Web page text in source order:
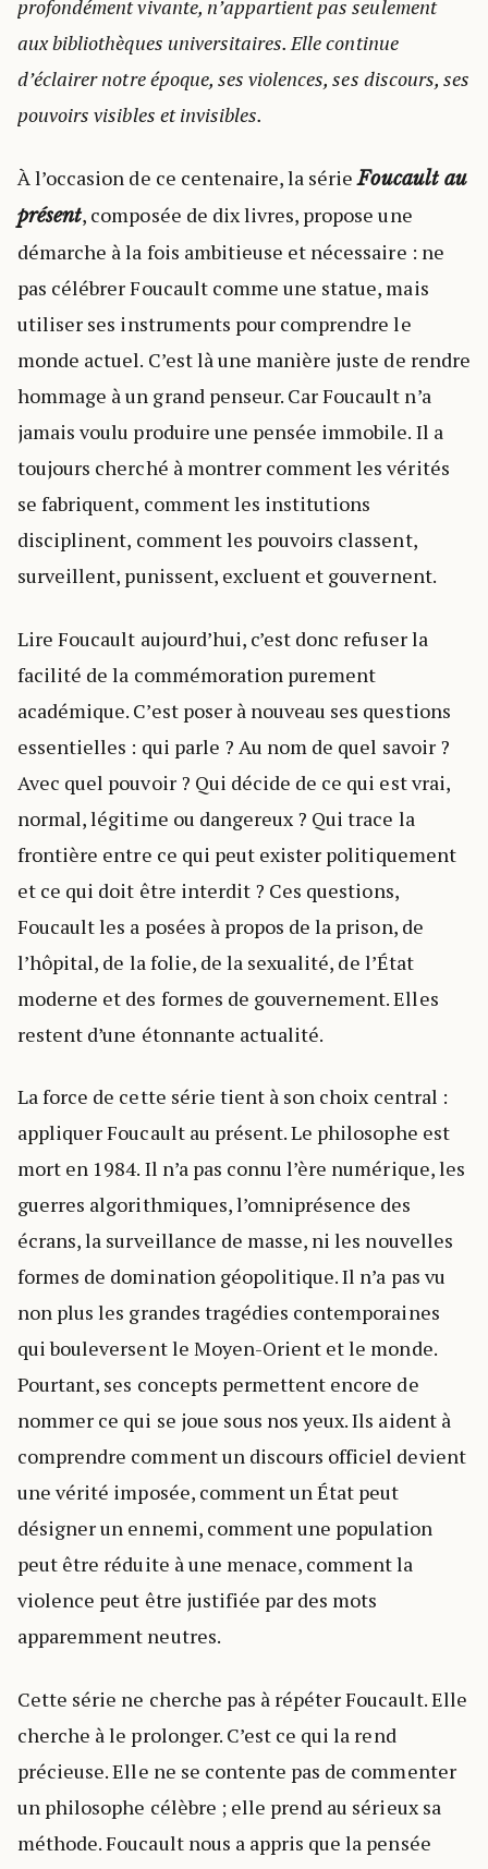
profondément vivante, n’appartient pas seulement
aux bibliothèques universitaires. Elle continue
d’éclairer notre époque, ses violences, ses discours, ses
pouvoirs visibles et invisibles.
À l’occasion de ce centenaire, la sérieFoucault au
présent, composée de dix livres, propose une
démarche à la fois ambitieuse et nécessaire : ne
pas célébrer Foucault comme une statue, mais
utiliser ses instruments pour comprendre le
monde actuel. C’est là une manière juste de rendre
hommage à un grand penseur. Car Foucault n’a
jamais voulu produire une pensée immobile. Il a
toujours cherché à montrer comment les vérités
se fabriquent, comment les institutions
disciplinent, comment les pouvoirs classent,
surveillent, punissent, excluent et gouvernent.
Lire Foucault aujourd’hui, c’est donc refuser la
facilité de la commémoration purement
académique. C’est poser à nouveau ses questions
essentielles : qui parle ? Au nom de quel savoir ?
Avec quel pouvoir ? Qui décide de ce qui est vrai,
normal, légitime ou dangereux ? Qui trace la
frontière entre ce qui peut exister politiquement
et ce qui doit être interdit ? Ces questions,
Foucault les a posées à propos de la prison, de
l’hôpital, de la folie, de la sexualité, de l’État
moderne et des formes de gouvernement. Elles
restent d’une étonnante actualité.
La force de cette série tient à son choix central :
appliquer Foucault au présent. Le philosophe est
mort en 1984. Il n’a pas connu l’ère numérique, les
guerres algorithmiques, l’omniprésence des
écrans, la surveillance de masse, ni les nouvelles
formes de domination géopolitique. Il n’a pas vu
non plus les grandes tragédies contemporaines
qui bouleversent le Moyen-Orient et le monde.
Pourtant, ses concepts permettent encore de
nommer ce qui se joue sous nos yeux. Ils aident à
comprendre comment un discours officiel devient
une vérité imposée, comment un État peut
désigner un ennemi, comment une population
peut être réduite à une menace, comment la
violence peut être justifiée par des mots
apparemment neutres.
Cette série ne cherche pas à répéter Foucault. Elle
cherche à le prolonger. C’est ce qui la rend
précieuse. Elle ne se contente pas de commenter
un philosophe célèbre ; elle prend au sérieux sa
méthode. Foucault nous a appris que la pensée